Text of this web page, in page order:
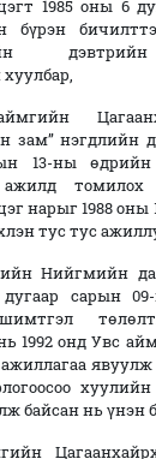
1985 оны 6
бүрэн
зам” нэгдлийн
13-ны
ажилд томилох
нарыг 1988 оны
тус тус
Нийгмийн
сарын
1992 онд Увс
байсан нь үнэн